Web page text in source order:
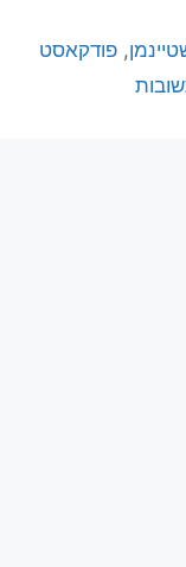
,פודקאסט